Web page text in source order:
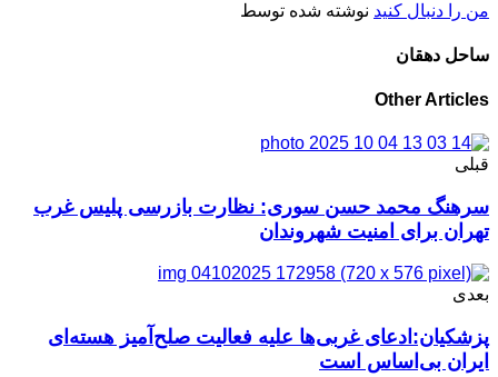
من را دنبال کنید نوشته شده توسط
ساحل دهقان
Other Articles
قبلی
سرهنگ محمد حسن سوری: نظارت بازرسی پلیس غرب
تهران برای امنیت شهروندان
بعدی
پزشکیان:ادعای غربی‌ها علیه فعالیت صلح‌آمیز هسته‌ای
ایران بی‌اساس است